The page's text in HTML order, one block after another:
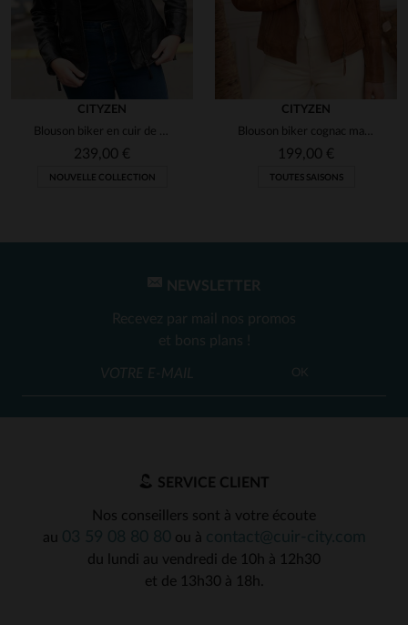
CITYZEN
Blouson biker en cuir de mouton noir vieilli, le Texas CZ Black.
239,00 €
NOUVELLE COLLECTION
CITYZEN
Blouson biker cognac marbré. Léger, ajusté, pour un style mi-saison.
199,00 €
TOUTES SAISONS
NEWSLETTER
Recevez par mail nos promos
et bons plans !
OK
SERVICE CLIENT
Nos conseillers sont à votre écoute
au
ou à
du lundi au vendredi de 10h à 12h30
et de 13h30 à 18h.